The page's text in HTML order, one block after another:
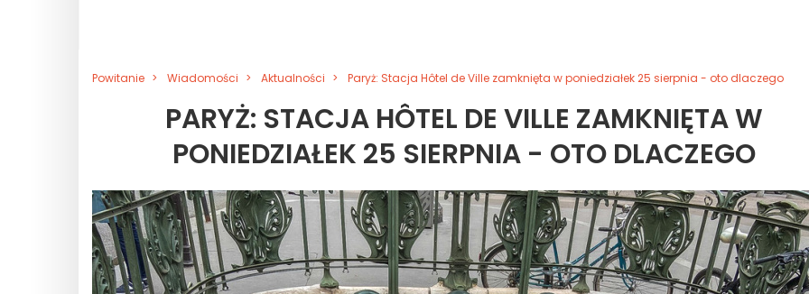
Powitanie Wiadomości Aktualności Paryż: Stacja Hôtel de Ville zamknięta w poniedziałek 25 sierpnia - oto dlaczego
PARYŻ: STACJA HÔTEL DE VILLE ZAMKNIĘTA W
PONIEDZIAŁEK 25 SIERPNIA - OTO DLACZEGO